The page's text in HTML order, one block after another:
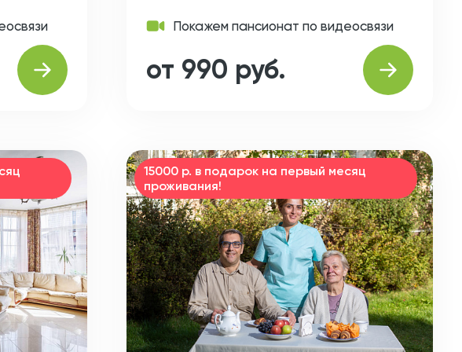
Покажем пансионат по видеосвязи
от 990 руб.
15000 р. в подарок на первый месяц
проживания!